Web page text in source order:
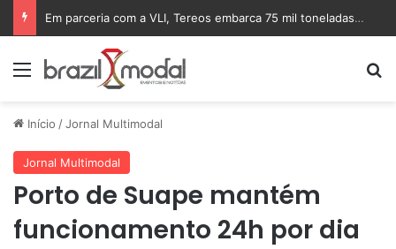
Em parceria com a VLI, Tereos embarca 75 mil toneladas de açúcar VHP para a China
Menu
Início /Jornal Multimodal
Jornal Multimodal
Porto de Suape mantém
funcionamento 24h por dia